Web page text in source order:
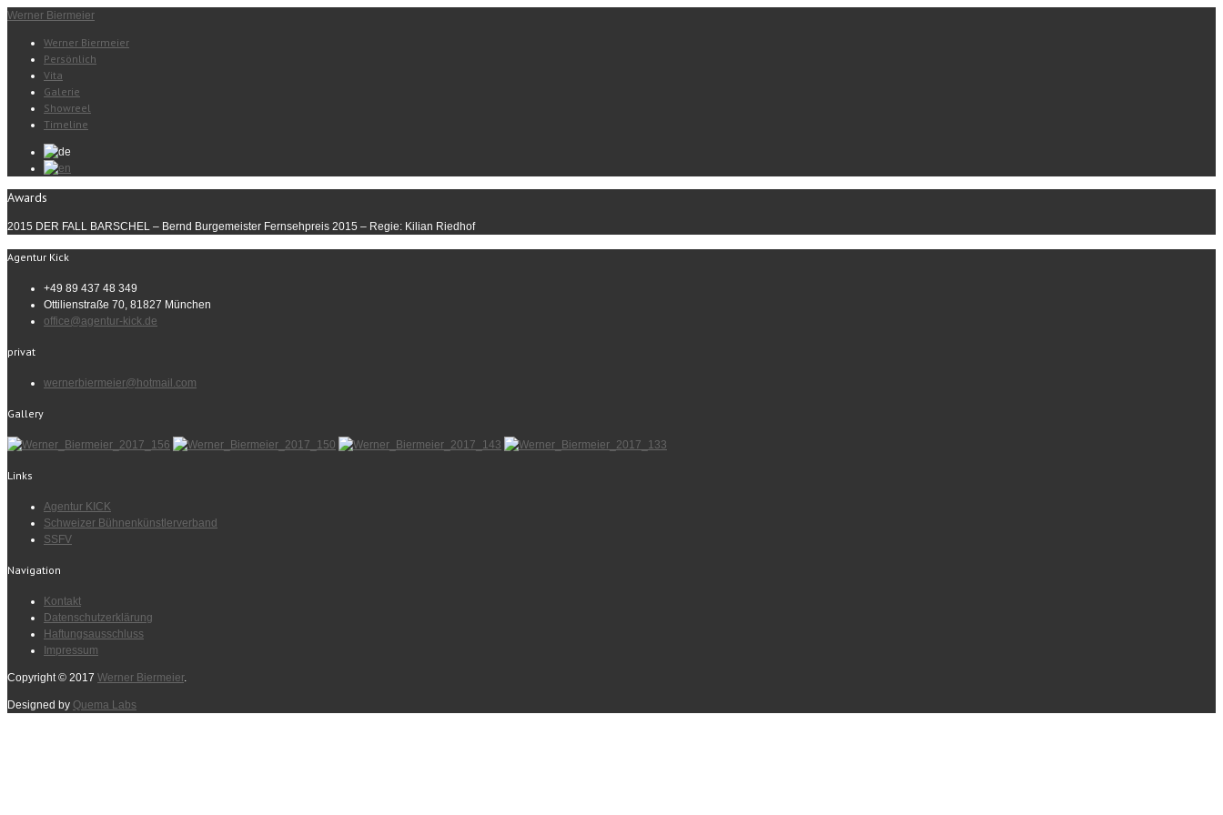
Werner Biermeier
Werner Biermeier
Persönlich
Vita
Galerie
Showreel
Timeline
Awards
2015 DER FALL BARSCHEL – Bernd Burgemeister Fernsehpreis 2015 – Regie: Kilian Riedhof
Agentur Kick
+49 89 437 48 349
Ottilienstraße 70, 81827 München
office@agentur-kick.de
privat
wernerbiermeier@hotmail.com
Gallery
Links
Agentur KICK
Schweizer Bühnenkünstlerverband
SSFV
Navigation
Kontakt
Datenschutzerklärung
Haftungsausschluss
Impressum
Copyright © 2017 Werner Biermeier.
Designed by Quema Labs